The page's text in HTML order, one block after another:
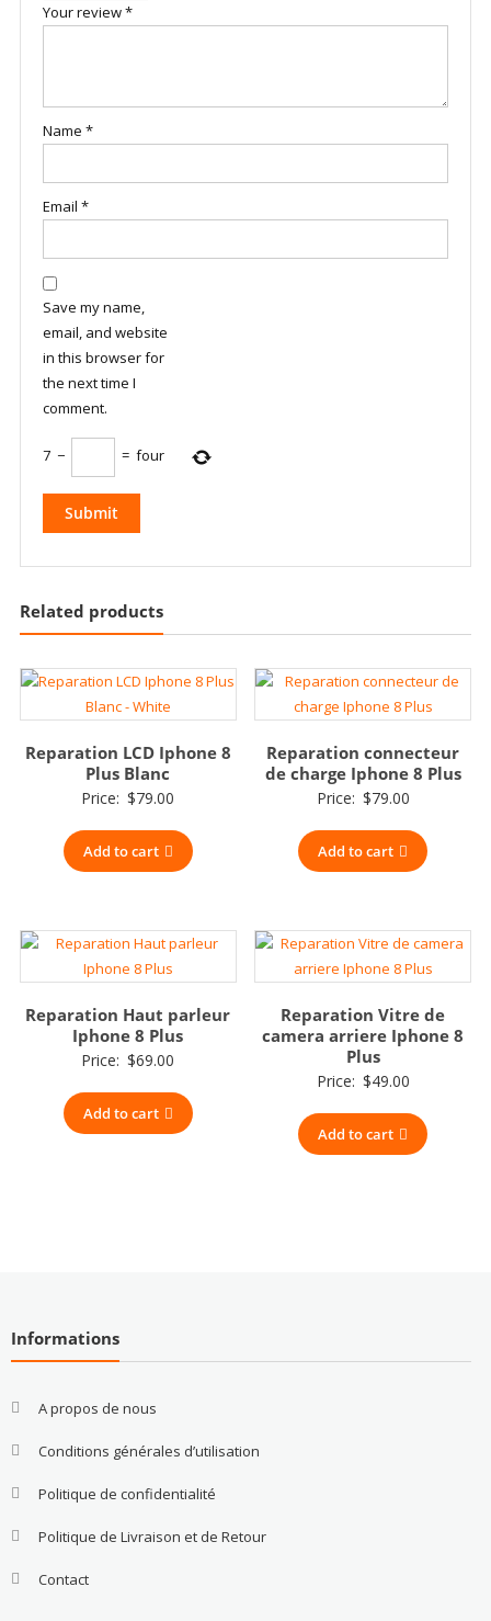
Your review*
Name *
Email *
Save my name,
email, and website
in this browser for
the next time I
comment.
7 − = four
Related products
Reparation LCD Iphone 8
Plus Blanc
Price: $79.00
Add to cart
Reparation connecteur
de charge Iphone 8 Plus
Price: $79.00
Add to cart
Reparation Haut parleur
Iphone 8 Plus
Price: $69.00
Add to cart
Reparation Vitre de
camera arriere Iphone 8
Plus
Price: $49.00
Add to cart
Informations
A propos de nous
Conditions générales d’utilisation
Politique de confidentialité
Politique de Livraison et de Retour
Contact